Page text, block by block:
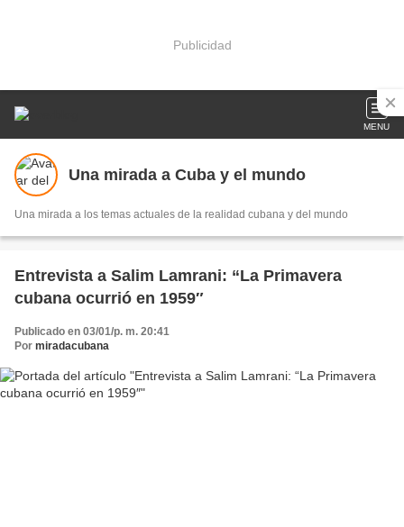
Publicidad
MENU
Una mirada a Cuba y el mundo
Una mirada a los temas actuales de la realidad cubana y del mundo
Entrevista a Salim Lamrani: “La Primavera
cubana ocurrió en 1959″
Publicado en 03/01/p. m. 20:41
Por miradacubana